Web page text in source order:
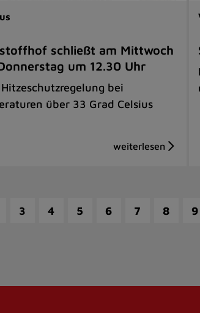
schließt am Mittwoch
um 12.30 Uhr
bei
über 33 Grad Celsius
3 4 5 6 7 8 9